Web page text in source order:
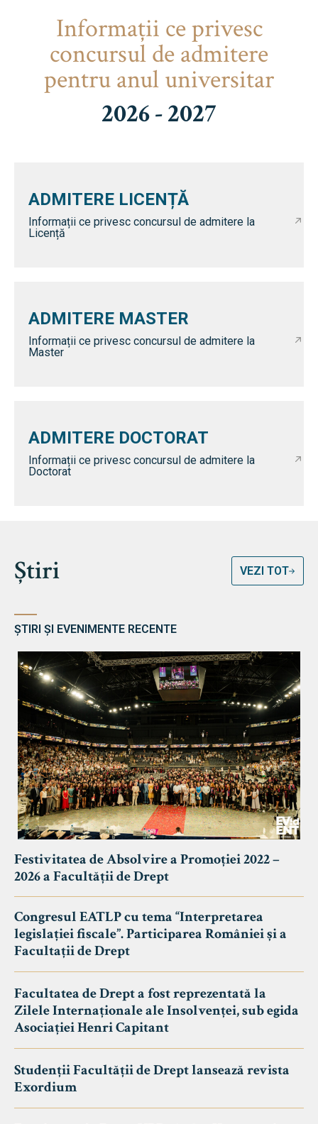
Informaţii ce privesc
concursul de admitere
pentru anul universitar
2026 - 2027
ADMITERE LICENȚĂ
Informații ce privesc concursul de admitere la
Licență
ADMITERE MASTER
Informații ce privesc concursul de admitere la
Master
ADMITERE DOCTORAT
Informații ce privesc concursul de admitere la
Doctorat
Știri VEZI TOT
ȘTIRI ȘI EVENIMENTE RECENTE
Festivitatea de Absolvire a Promoției 2022 –
2026 a Facultății de Drept
Congresul EATLP cu tema “Interpretarea
legislației fiscale”. Participarea României și a
Facultații de Drept
Facultatea de Drept a fost reprezentată la
Zilele Internaționale ale Insolvenței, sub egida
Asociației Henri Capitant
Studenții Facultății de Drept lansează revista
Exordium